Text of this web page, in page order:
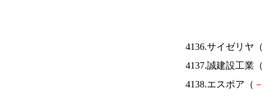
4136.サイゼリヤ（
4137.誠建設工業（
4138.エスポア（ －